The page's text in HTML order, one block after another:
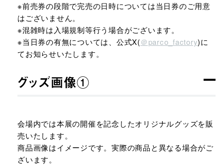
※前売券の段階で完売の日時については当日券のご用意
はございません。
※混雑時は入場規制等行う場合がございます。
※当日券の有無については、公式X(＠parco_factory)に
てお知らせいたします。
グッズ画像①
会場内では本展の開催を記念したオリジナルグッズを販
売いたします。
商品画像はイメージです。実際の商品と異なる場合がご
ざいます。